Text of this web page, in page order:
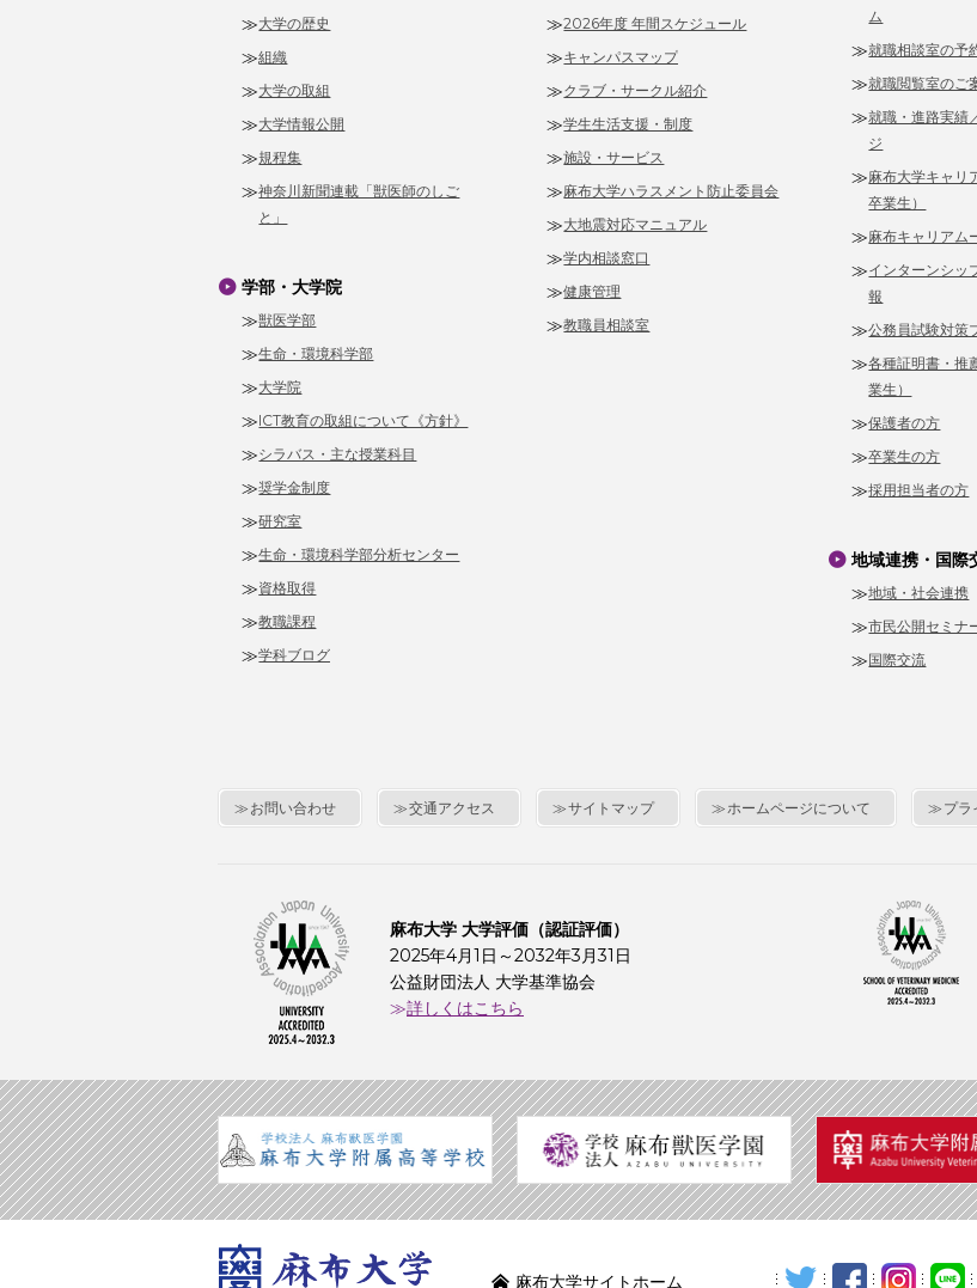
大学の歴史
組織
大学の取組
大学情報公開
規程集
神奈川新聞連載「獣医師のしご
と」
学部・大学院
獣医学部
生命・環境科学部
大学院
ICT教育の取組について《方針》
シラバス・主な授業科目
奨学金制度
研究室
生命・環境科学部分析センター
資格取得
教職課程
学科ブログ
2026年度 年間スケジュール
キャンパスマップ
クラブ・サークル紹介
学生生活支援・制度
施設・サービス
麻布大学ハラスメント防止委員会
大地震対応マニュアル
学内相談窓口
健康管理
教職員相談室
ム
就職相談室の予
就職閲覧室のご
就職・進路実績
ジ
麻布大学キャリ
卒業生）
麻布キャリアム
インターンシッ
報
公務員試験対策
各種証明書・推
業生）
保護者の方
卒業生の方
採用担当者の方
地域連携・国際
地域・社会連携
市民公開セミナ
国際交流
お問い合わせ 交通アクセス サイトマップ ホームページについて プラ
麻布大学 大学評価（認証評価）
2025年4月1日～2032年3月31日
公益財団法人 大学基準協会
詳しくはこちら
麻布大学サイトホーム